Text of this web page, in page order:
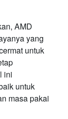
AMD
yang
untuk
ini
untuk
masa pakai